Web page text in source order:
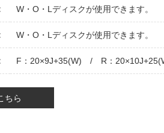
W・O・Lディスクが使用できます。
W・O・Lディスクが使用できます。
F：20×9J+35(W) / R：
ちら